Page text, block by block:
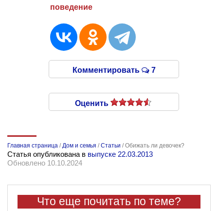
поведение
Комментировать 7
Оценить
Главная страница / Дом и семья /Статьи /Обижать ли девочек?
Статья опубликована в выпуске 22.03.2013
Обновлено 10.10.2024
Что еще почитать по теме?